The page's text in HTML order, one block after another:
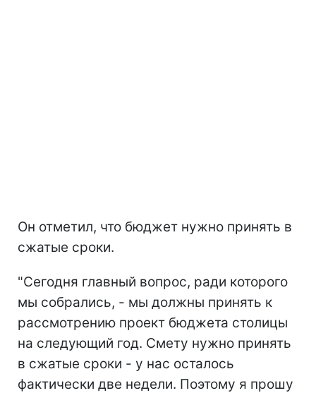
Он отметил, что бюджет нужно принять в
сжатые сроки.
"Сегодня главный вопрос, ради которого
мы собрались, - мы должны принять к
рассмотрению проект бюджета столицы
на следующий год. Смету нужно принять
в сжатые сроки - у нас осталось
фактически две недели. Поэтому я прошу